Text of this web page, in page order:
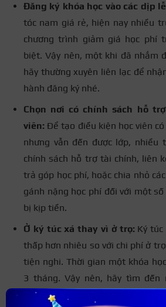
Đăng ký khóa học vào các dịp
tóc nam giá rẻ, hiện nay nhiều
chương trình giảm giá học phí
biệt. Vậy nên, một khi đã nhắm
hãy thường xuyên liên lạc để
hành đăng ký nhé.
Chọn nơi có chính sách hỗ
viên:Để tạo điều kiện học viên
nhưng vẫn đến được lớp, nhiều
chính sách hỗ trợ tài chính, liên
trả góp học phí, hoặc chia nhỏ
gánh nặng học phí đối với một
bị kịp tiền.
Ở ký túc xá thay vì ở trọ: Ký
thấp hơn nhiêu so với chi phí ở
tiện nghi. Thời gian một khóa
3 tháng. Vậy nên, hãy tìm đến
đăng ký ngay.